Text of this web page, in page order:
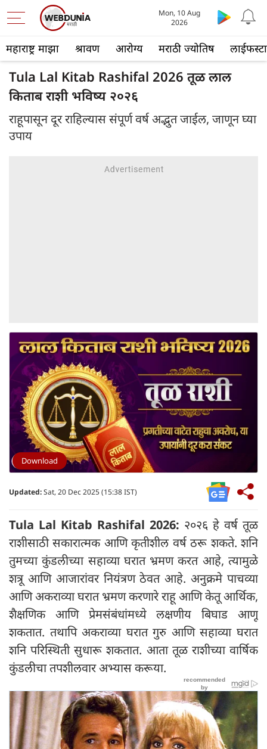
महाराष्ट्र माझा श्रावण आरोग्य मराठी ज्योतिष
Mon, 10 Aug
2026
Tula Lal Kitab Rashifal 2026 तूळ लाल
किताब राशी भविष्य २०२६
राहूपासून दूर राहिल्यास संपूर्ण वर्ष अद्भुत जाईल, जाणून घ्या
उपाय
Download
Updated:Sat, 20 Dec 2025 (15:38 IST)
Tula Lal Kitab Rashifal 2026: २०२६ हे वर्ष तूळ
राशीसाठी सकारात्मक आणि कृतीशील वर्ष ठरू शकते. शनि
तुमच्या कुंडलीच्या सहाव्या घरात भ्रमण करत आहे, त्यामुळे
शत्रू आणि आजारांवर नियंत्रण ठेवत आहे. अनुक्रमे पाचव्या
आणि अकराव्या घरात भ्रमण करणारे राहू आणि केतू आर्थिक,
शैक्षणिक आणि प्रेमसंबंधांमध्ये लक्षणीय बिघाड आणू
शकतात. तथापि अकराव्या घरात गुरु आणि सहाव्या घरात
शनि परिस्थिती सुधारू शकतात. आता तूळ राशीच्या वार्षिक
कुंडलीचा तपशीलवार अभ्यास करूया.